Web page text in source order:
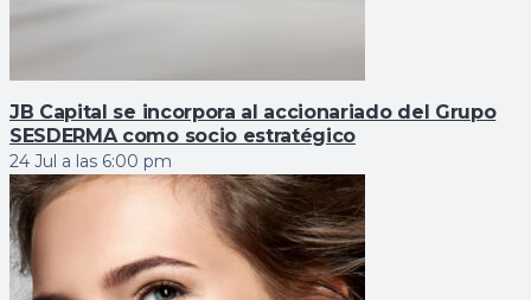
JB Capital se incorpora al accionariado del Grupo
SESDERMA como socio estratégico
24 Jul a las 6:00 pm